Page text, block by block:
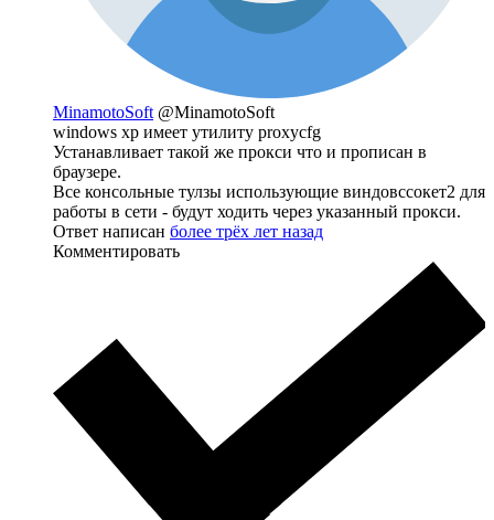
MinamotoSoft @MinamotoSoft
windows xp имеет утилиту proxycfg
Устанавливает такой же прокси что и прописан в
браузере.
Все консольные тулзы использующие виндовссокет2 для
работы в сети - будут ходить через указанный прокси.
Ответ написан более трёх лет назад
Комментировать